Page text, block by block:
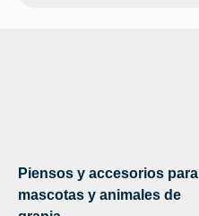
Piensos y accesorios para
mascotas y animales de